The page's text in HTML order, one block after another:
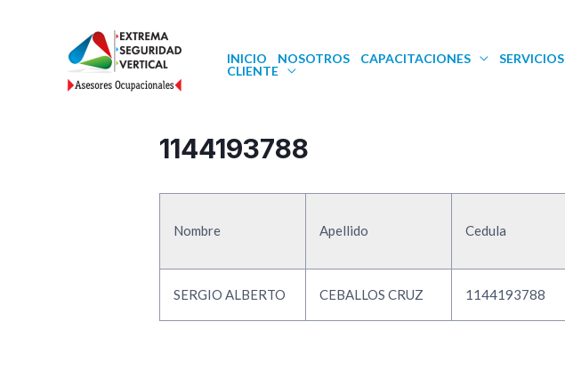
INICIO NOSOTROS CAPACITACIONES SERVICIOS
CLIENTE
1144193788
Nombre Apellido Cedula
SERGIO ALBERTO CEBALLOS CRUZ 1144193788